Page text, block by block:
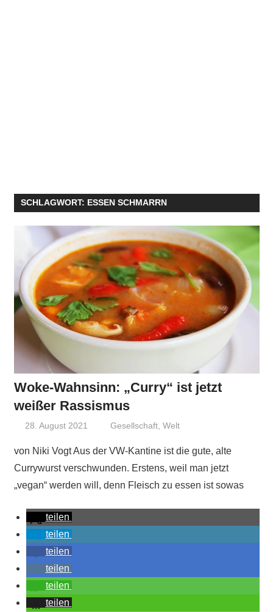
SCHLAGWORT: ESSEN SCHMARRN
Woke-Wahnsinn: „Curry“ ist jetzt
weißer Rassismus
28. August 2021 Niki Vogt
Gesellschaft,Welt
von Niki Vogt Aus der VW-Kantine ist die gute, alte
Currywurst verschwunden. Erstens, weil man jetzt
„vegan“ werden will, denn Fleisch zu essen ist sowas
teilen
teilen
teilen
teilen
teilen
teilen